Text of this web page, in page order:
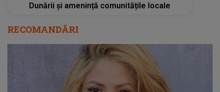
Dunării și amenință comunitățile locale
RECOMANDĂRI